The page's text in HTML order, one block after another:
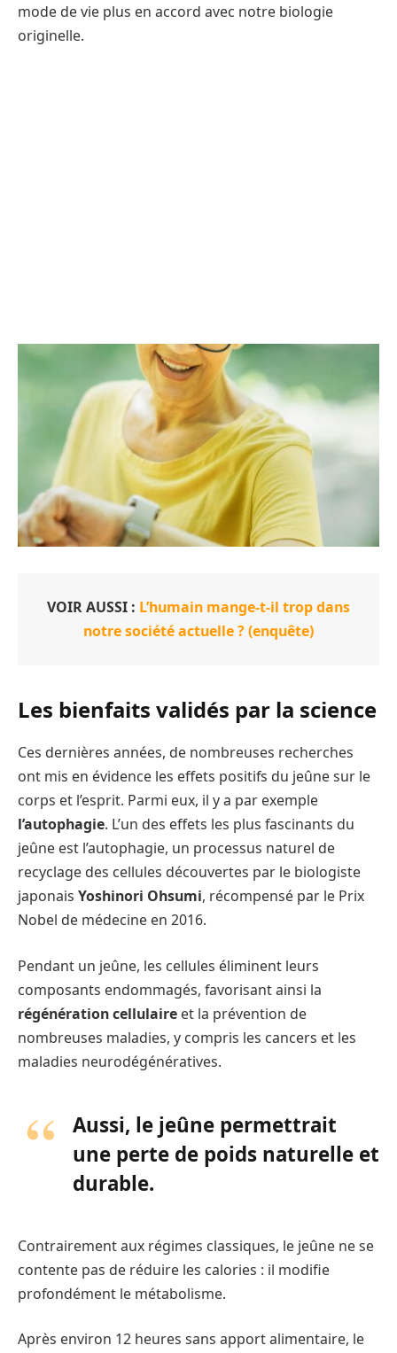
mode de vie plus en accord avec notre biologie
originelle.
VOIR AUSSI : L’humain mange-t-il trop dans
notre société actuelle ? (enquête)
Les bienfaits validés par la science
Ces dernières années, de nombreuses recherches
ont mis en évidence les effets positifs du jeûne sur le
corps et l’esprit. Parmi eux, il y a par exemple
l’autophagie. L’un des effets les plus fascinants du
jeûne est l’autophagie, un processus naturel de
recyclage des cellules découvertes par le biologiste
japonais Yoshinori Ohsumi, récompensé par le Prix
Nobel de médecine en 2016.
Pendant un jeûne, les cellules éliminent leurs
composants endommagés, favorisant ainsi la
régénération cellulaire et la prévention de
nombreuses maladies, y compris les cancers et les
maladies neurodégénératives.
Aussi, le jeûne permettrait
une perte de poids naturelle et
durable.
Contrairement aux régimes classiques, le jeûne ne se
contente pas de réduire les calories : il modifie
profondément le métabolisme.
Après environ 12 heures sans apport alimentaire, le